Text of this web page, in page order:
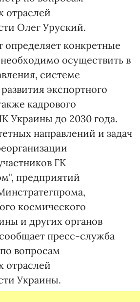
отраслей
Олег Уруский.
определяет конкретные
осуществить в
системе
экспортного
кадрового
Украины до 2030 года.
направлений и задач
ГК
предприятий
космического
и других органов
пресс-служба
вопросам
отраслей
Украины.